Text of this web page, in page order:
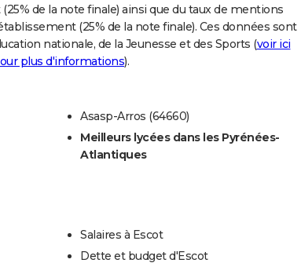
de la note finale) ainsi que du taux de mentions
(25% de la note finale). Ces données sont
nationale, de la Jeunesse et des Sports (voir ici
plus d'informations).
Asasp-Arros (64660)
Meilleurs lycées dans les Pyrénées-
Atlantiques
Salaires à Escot
Dette et budget d'Escot